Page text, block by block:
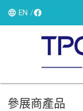
EN
參展商產品